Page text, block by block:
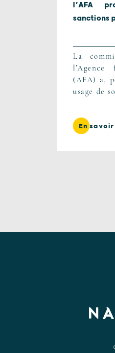
l’AFA
sanctions
La
l’Agence
(AFA) a,
usage de
En